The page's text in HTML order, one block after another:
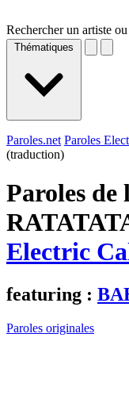
Rechercher un artiste
Thématiques
Paroles.net Paroles
(traduction)
Paroles de
Electric
featuring :
Paroles originales